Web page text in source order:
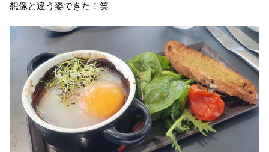
想像と違う姿できた！笑